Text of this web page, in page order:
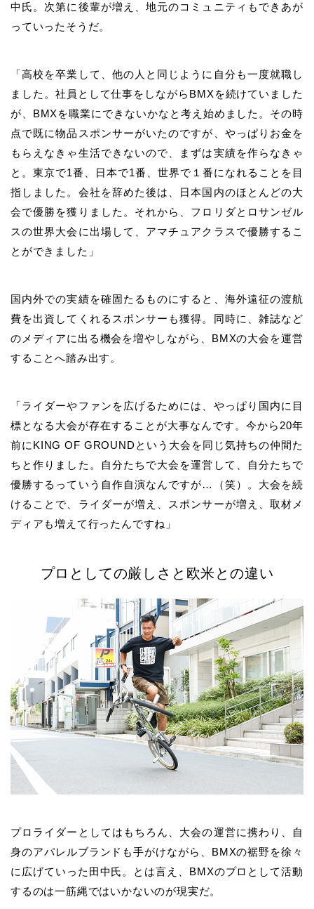
中氏。次第に後輩が増え、地元のコミュニティもできあが
っていったそうだ。
「高校を卒業して、他の人と同じように自分も一度就職し
ました。社員として仕事をしながらBMXを続けていました
が、BMXを職業にできないかなと考え始めました。その時
点で既に物品スポンサーがいたのですが、やっぱりお金を
もらえなきゃ生活できないので、まずは実績を作らなきゃ
と。東京で1番、日本で1番、世界で１番になれることを目
指しました。会社を辞めた後は、日本国内のほとんどの大
会で優勝を獲りました。それから、フロリダとロサンゼル
スの世界大会に出場して、アマチュアクラスで優勝するこ
とができました」
国内外での実績を確固たるものにすると、海外遠征の渡航
費を出資してくれるスポンサーも獲得。同時に、雑誌など
のメディアに出る機会を増やしながら、BMXの大会を運営
することへ踏み出す。
「ライダーやファンを広げるためには、やっぱり国内に目
標となる大会が存在することが大事なんです 。今から20年
前に KING OF GROUNDという大会を同じ気持ちの仲間た
ちと作りました 。
自分たちで大会を運営して、自分たちで
優勝するっていう自作自演なんですが…
（笑）。大会を続
けることで、ライダーが増え、スポンサーが増え、取材メ
ディアも増えて行ったんですね」
プロとしての厳しさと欧米との違い
プロライダーとしてはもちろん、大会の運営に携わり、自
身のアパレルブランドも手がけながら、BMXの裾野を徐々
に広げていった田中氏。とは言え、BMXのプロとして活動
するのは一筋縄ではいかないのが現実だ。